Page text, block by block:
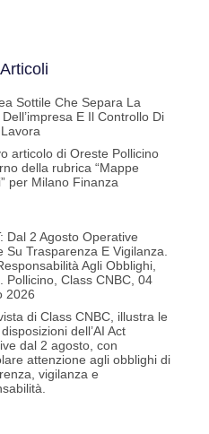
Sottile Che Separa La
E Il Controllo Di
articolo di Oreste Pollicino
della rubrica “Mappe
per Milano Finanza
Dal 2 Agosto Operative
Su Trasparenza E Vigilanza.
Agli Obblighi,
Pollicino, Class CNBC, 04
2026
di Class CNBC, illustra le
dell’AI Act
dal 2 agosto, con
attenzione agli obblighi di
vigilanza e